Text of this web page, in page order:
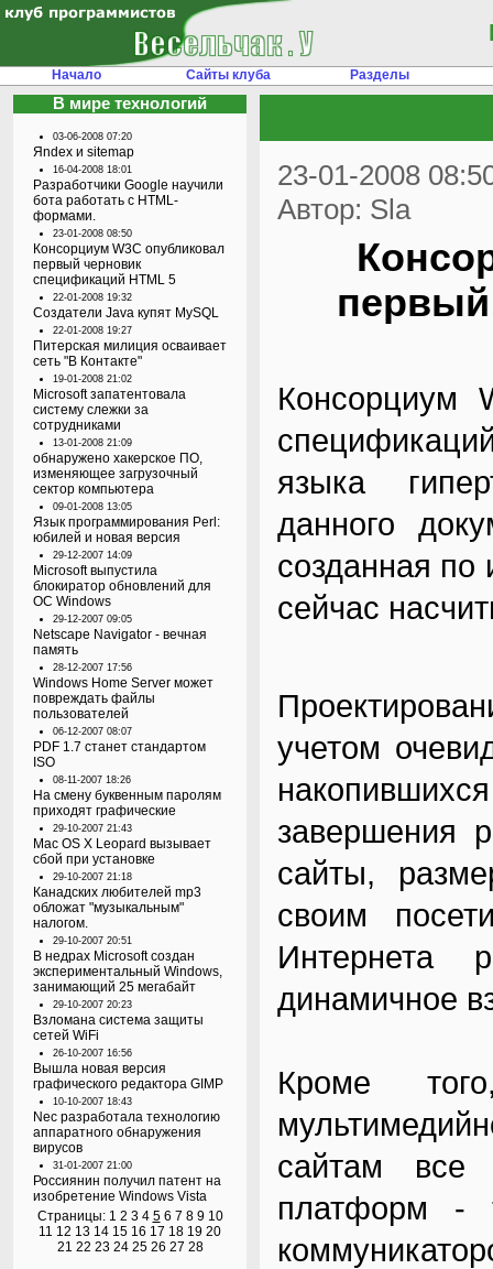
Начало Сайты клуба Разделы
В мире технологий
03-06-2008 07:20
Яndex и sitemap
16-04-2008 18:01
Разработчики Google научили
бота работать с HTML-
формами.
23-01-2008 08:50
Консорциум W3C опубликовал
первый черновик
спецификаций HTML 5
22-01-2008 19:32
Создатели Java купят MySQL
22-01-2008 19:27
Питерская милиция осваивает
сеть "В Контакте"
19-01-2008 21:02
Microsoft запатентовала
систему слежки за
сотрудниками
13-01-2008 21:09
обнаружено хакерское ПО,
изменяющее загрузочный
сектор компьютера
09-01-2008 13:05
Язык программирования Perl:
юбилей и новая версия
29-12-2007 14:09
Microsoft выпустила
блокиратор обновлений для
ОС Windows
29-12-2007 09:05
Netscape Navigator - вечная
память
28-12-2007 17:56
Windows Home Server может
повреждать файлы
пользователей
06-12-2007 08:07
PDF 1.7 станет стандартом
ISO
08-11-2007 18:26
На смену буквенным паролям
приходят графические
29-10-2007 21:43
Mac OS X Leopard вызывает
сбой при установке
29-10-2007 21:18
Канадских любителей mp3
обложат "музыкальным"
налогом.
29-10-2007 20:51
В недрах Microsoft создан
экспериментальный Windows,
занимающий 25 мегабайт
29-10-2007 20:23
Взломана система защиты
сетей WiFi
26-10-2007 16:56
Вышла новая версия
графического редактора GIMP
10-10-2007 18:43
Nec разработала технологию
аппаратного обнаружения
вирусов
31-01-2007 21:00
Россиянин получил патент на
изобретение Windows Vista
Страницы: 1 2 3 4 5 6 7 8 9 10
11 12 13 14 15 16 17 18 19 20
21 22 23 24 25 26 27 28
23-01-2008
Автор: Sla
Консорциум
языка
данного
созданная по
сейчас
учетом
завершения
сайты,
своим
Интернета
динамичное
Кроме
сайтам все
платформ -